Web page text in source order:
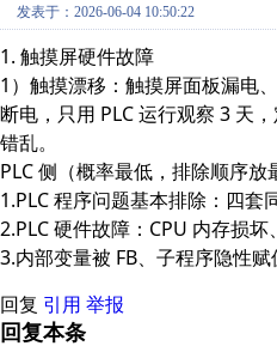
发表于：2026-06-04 10:50:22
1. 触摸屏硬件故障
1）触摸漂移：触摸屏面板漏电、
断电，只用 PLC 运行观察 3 天
错乱。
PLC 侧（概率最低，排除顺序放
1.PLC 程序问题基本排除 ：四套
2.PLC 硬件故障：CPU 内存损
3.内部变量被 FB、子程序隐性
回复 引用 举报
回复本条